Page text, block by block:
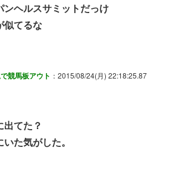
ンヘルスサミットだっけ
似てるな
競馬板アウト ：2015/08/24(月) 22:18:25.87
てた？
た気がした。